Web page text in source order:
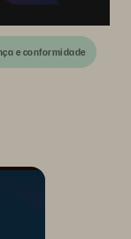
e conformidade